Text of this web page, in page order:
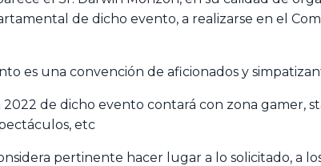
de dicho evento, a realizarse en el
es una convención de aficionados y
de dicho evento contará con zona gamer,
etc
pertinente hacer lugar a lo solicitado, a